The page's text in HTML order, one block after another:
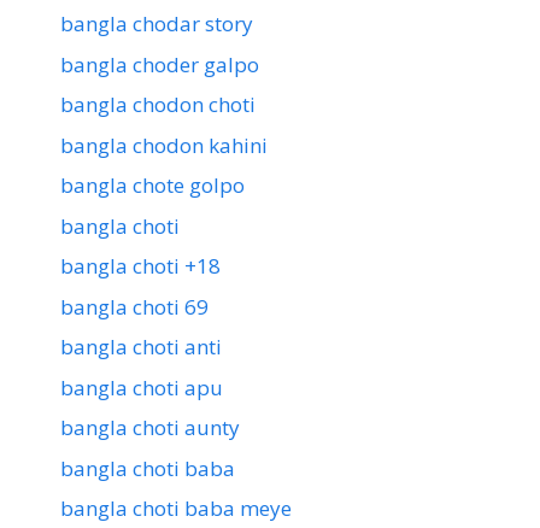
bangla chodar story
bangla choder galpo
bangla chodon choti
bangla chodon kahini
bangla chote golpo
bangla choti
bangla choti +18
bangla choti 69
bangla choti anti
bangla choti apu
bangla choti aunty
bangla choti baba
bangla choti baba meye